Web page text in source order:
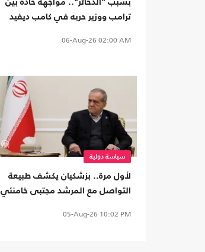
بسبب "الذخائر".. مواجهة حادة بين
ترامب ووزير حربه في كامب ديفيد
06-Aug-26 02:00 AM
سياسة دولية
لأول مرة.. بزشكيان يكشف طبيعة
التواصل مع المرشد مجتبى خامنئي
05-Aug-26 10:02 PM